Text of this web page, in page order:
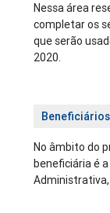
Nessa área
completar os
que serão
2020.
Beneficiários
No âmbito do
beneficiária é
Administrativa,